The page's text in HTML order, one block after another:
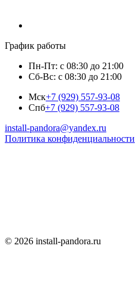
График работы
Пн-Пт: с 08:30 до 21:00
Сб-Вс: с 08:30 до 21:00
Мск+7 (929) 557-93-08
Спб+7 (929) 557-93-08
install-pandora@yandex.ru
Политика конфиденциальности
© 2026 install-pandora.ru